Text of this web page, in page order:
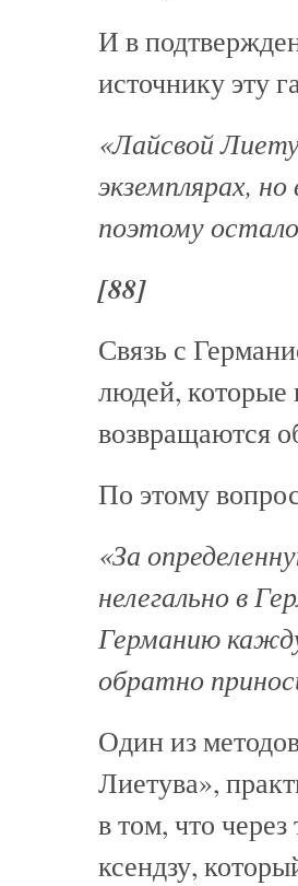
И в
источнику эту
«Лайсвой
экземплярах,
поэтому
[88]
Связь с
людей, которые
возвращаются
По этому
«За
нелегально в
Германию
обратно
Один из
Лиетува»,
в том, что через
ксендзу,